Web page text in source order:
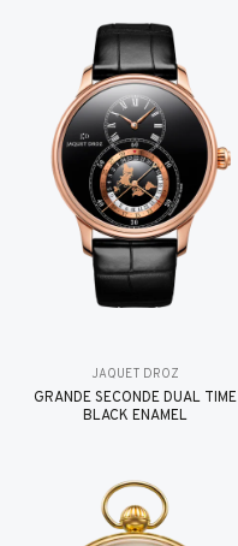
JAQUET DROZ
GRANDE SECONDE DUAL TIME
BLACK ENAMEL